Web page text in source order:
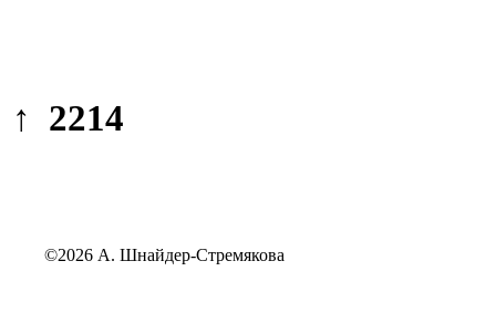
↑ 2214
©2026 А. Шнайдер-Стремякова